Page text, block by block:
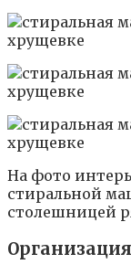
На фото
стиральной
столешницей